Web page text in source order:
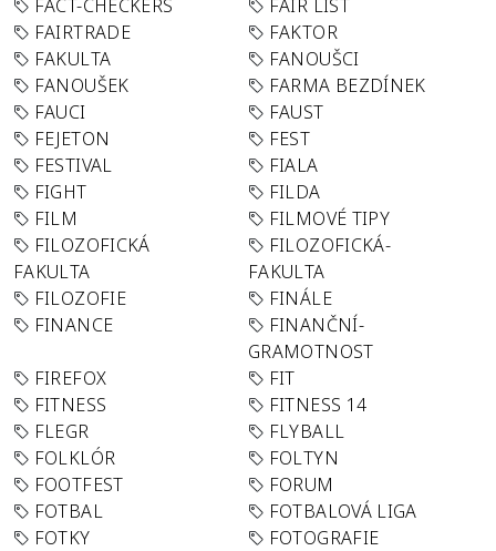
FACT-CHECKERS
FAIR LIST
FAIRTRADE
FAKTOR
FAKULTA
FANOUŠCI
FANOUŠEK
FARMA BEZDÍNEK
FAUCI
FAUST
FEJETON
FEST
FESTIVAL
FIALA
FIGHT
FILDA
FILM
FILMOVÉ TIPY
FILOZOFICKÁ
FAKULTA
FILOZOFICKÁ-
FAKULTA
FILOZOFIE
FINÁLE
FINANCE
FINANČNÍ-
GRAMOTNOST
FIREFOX
FIT
FITNESS
FITNESS 14
FLEGR
FLYBALL
FOLKLÓR
FOLTYN
FOOTFEST
FORUM
FOTBAL
FOTBALOVÁ LIGA
FOTKY
FOTOGRAFIE